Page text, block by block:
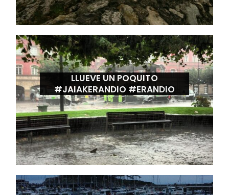
LLUEVE UN POQUITO
#JAIAKERANDIO #ERANDIO